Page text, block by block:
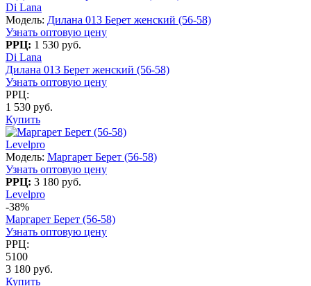
Di Lana
Модель: Дилана 013 Берет женский (56-58)
Узнать оптовую цену
РРЦ: 1 530 руб.
Di Lana
Дилана 013 Берет женский (56-58)
Узнать оптовую цену
РРЦ:
1 530 руб.
Купить
Levelpro
Модель: Маргарет Берет (56-58)
Узнать оптовую цену
РРЦ: 3 180 руб.
Levelpro
-38%
Маргарет Берет (56-58)
Узнать оптовую цену
РРЦ:
5100
3 180 руб.
Купить